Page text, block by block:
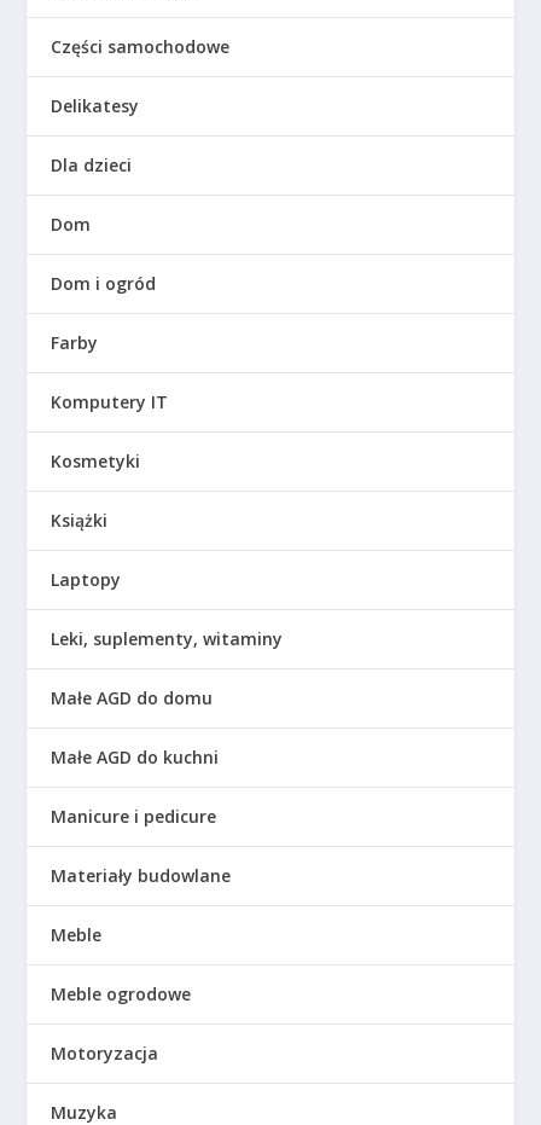
Części samochodowe
Delikatesy
Dla dzieci
Dom
Dom i ogród
Farby
Komputery IT
Kosmetyki
Książki
Laptopy
Leki, suplementy, witaminy
Małe AGD do domu
Małe AGD do kuchni
Manicure i pedicure
Materiały budowlane
Meble
Meble ogrodowe
Motoryzacja
Muzyka